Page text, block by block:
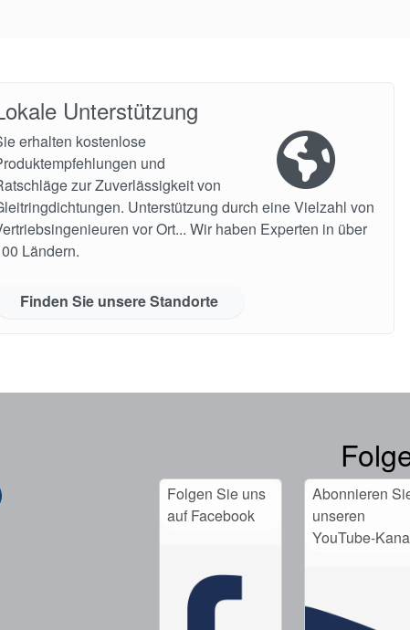
Unterstützung
erhalten kostenlose
und
zur Zuverlässigkeit von
Unterstützung durch eine Vielzahl von
vor Ort... Wir haben Experten in über
Ländern.
Finden Sie unsere Standorte
Folgen Sie uns
auf Facebook
Abonnieren
unseren
YouTube-